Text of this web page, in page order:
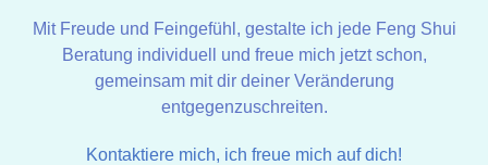
Mit Freude und Feingefühl, gestalte ich jede Feng Shui
Beratung individuell und freue mich jetzt schon,
gemeinsam mit dir deiner Veränderung
entgegenzuschreiten.
Kontaktiere mich, ich freue mich auf dich!